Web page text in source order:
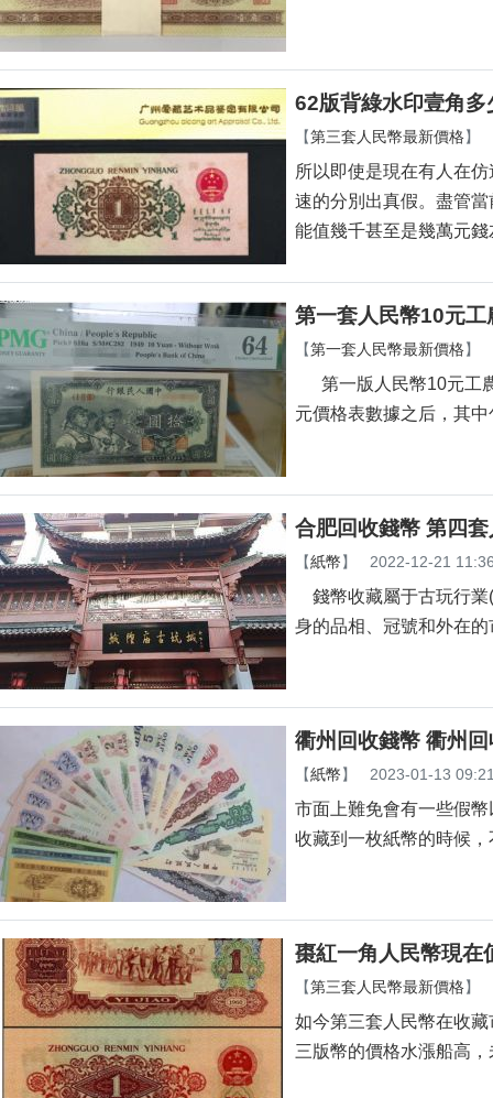
62版背綠水印壹角多
【第三套人民幣最新價格】
所以即使是現在有人在仿
速的分別出真假。盡
能值幾千甚至是幾萬元錢
第一套人民幣10元
【第一套人民幣最新價格】
第一版人民幣10元工農
元價格表數據之后，其
合肥回收錢幣 第四
【紙幣】 2022-12-21
錢幣收藏屬于古玩行業
身的品相、冠號和外
衢州回收錢幣 衢州
【紙幣】 2023-01-13
市面上難免會有一些假幣以
收藏到一枚紙幣的時候
棗紅一角人民幣現在
【第三套人民幣最新價格】
如今第三套人民幣在收藏
三版幣的價格水漲船高，未